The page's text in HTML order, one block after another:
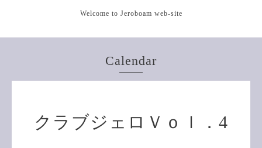
Welcome to Jeroboam web-site
Calendar
クラブジェロＶｏｌ．4